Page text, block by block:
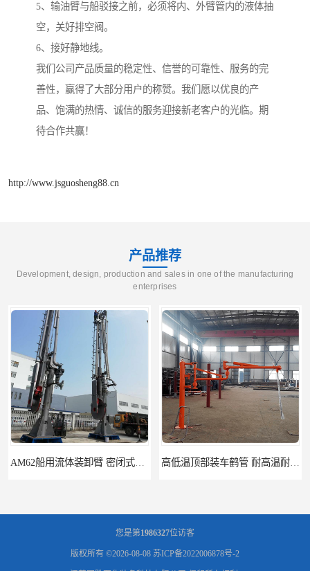
5、输油臂与船驳接之前，必须将内、外臂管内的液体抽
空，关好排空阀。
6、接好静地线。
我们公司产品质量的稳定性、信誉的可靠性、服务的完
善性，赢得了大部分用户的称赞。我们愿以优良的产
品、饱满的热情、诚信的服务迎接新老客户的光临。期
待合作共赢！
http://www.jsguosheng88.cn
产品推荐
Development, design, production and sales in one of the manufacturing
enterprises
您是第1986327位访客
版权所有 ©2026-08-08 苏ICP备2022006878号-2